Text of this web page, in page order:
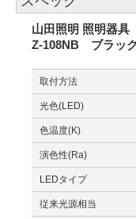
山田照明 照明器具
Z-108NB ブラッ
取付方法
光色(LED)
色温度(K)
演色性(Ra)
LEDタイプ
従来光源相当